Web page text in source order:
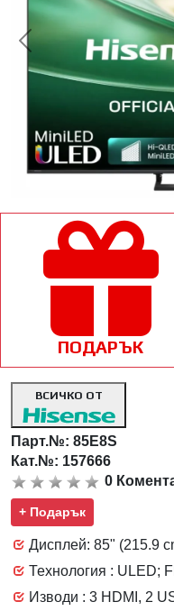
<< Предишна
ПОДАРЪК
ВСИЧКО ОТ
Парт.№:85E8S
Кат.№: 157666
0
+ Подарък
Дисплей: 85" (215.9
Технология : ULED;
Изводи : 3 HDMI, 2